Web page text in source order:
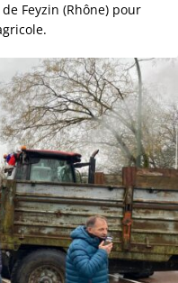
Feyzin (Rhône) pour